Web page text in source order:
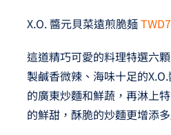
X.O. 醬元貝菜遠煎脆麺
這道精巧可愛的料理特選六
製鹹香微辣、海味十足的
的廣東炒麵和鮮蔬，再淋上
的鮮甜，酥脆的炒麵更增添